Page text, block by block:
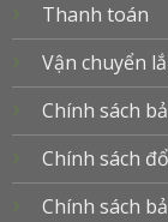
Thanh toán
Vận chuyển
Chính sách
Chính sách
Chính sách